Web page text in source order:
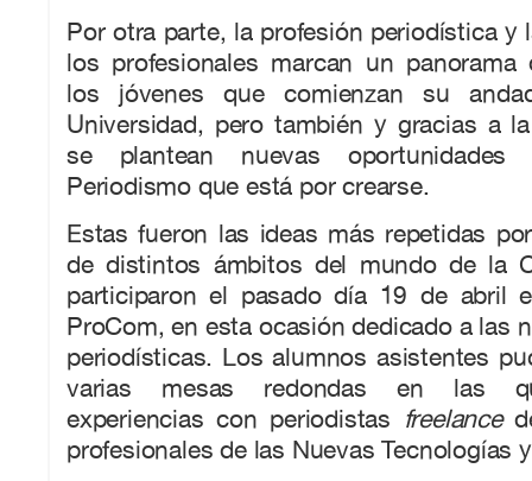
Por otra parte, la profesión periodística y
los profesionales marcan un panorama
los jóvenes que comienzan su
Universidad, pero también y gracias a
se plantean nuevas
Periodismo que está por crearse.
Estas fueron las ideas más repetidas
de distintos ámbitos del mundo de la
participaron el pasado día 19 de abril
ProCom, en esta ocasión dedicado a las
periodísticas. Los alumnos asistentes
varias mesas redondas en las
experiencias con periodistas freelance
profesionales de las Nuevas Tecnologías